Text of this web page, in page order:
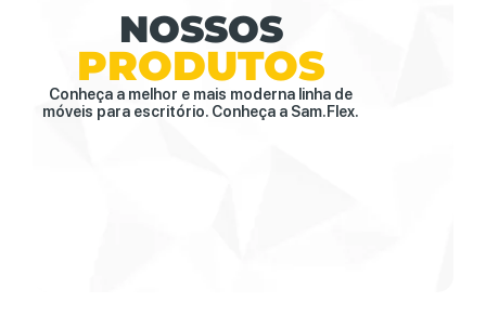
NOSSOS
PRODUTOS
Conheça a melhor e mais moderna linha de
móveis para escritório. Conheça a Sam.Flex.